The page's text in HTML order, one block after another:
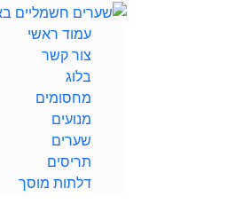
עמוד ראשי
צור קשר
בלוג
מחסומים
מנועים
שערים
תריסים
דלתות מוסך